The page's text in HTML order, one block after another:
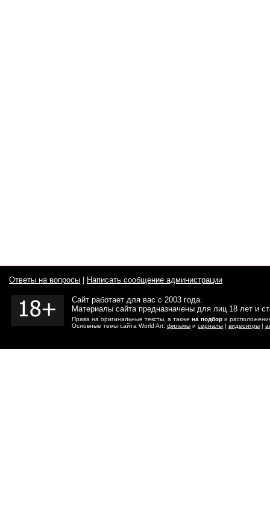
Ответы на вопросы Написать сообщение администрации
Сайт работает для вас с 2003 года.
Материалы сайта предназначены для лиц 18 лет и
Права на оригинальные тексты, а также на подбор и
Основные темы сайта World Art: фильмы и сериалы | видеоигры |